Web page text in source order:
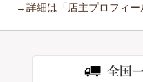
→詳細は「店主プロフィー